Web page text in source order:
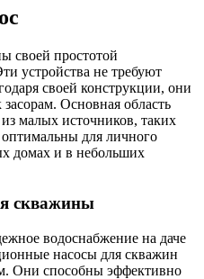
своей простотой
устройства не требуют
своей конструкции, они
Основная область
малых источников, таких
для личного
домах и в небольших
скважины
водоснабжение на даче
насосы для скважин
Они способны эффективно